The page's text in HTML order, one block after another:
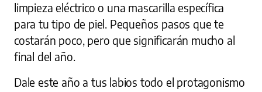
limpieza eléctrico o una mascarilla específica
para tu tipo de piel. Pequeños pasos que te
costarán poco, pero que significarán mucho al
final del año.
Dale este año a tus labios todo el protagonismo